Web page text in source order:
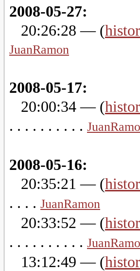
2008-05-27:
20:26:28 — (
JuanRamon
2008-05-17:
20:00:34 — (
. . . . . . . . . .
2008-05-16:
20:35:21 — (
. . . . JuanRamon
20:33:52 — (
. . . . . . . . . .
13:12:49 — (